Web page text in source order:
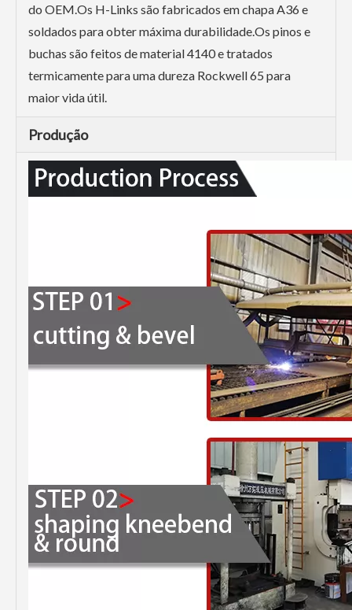
do OEM.Os H-Links são fabricados em chapa A36 e
soldados para obter máxima durabilidade.Os pinos e
buchas são feitos de material 4140 e tratados
termicamente para uma dureza Rockwell 65 para
maior vida útil.
Produção